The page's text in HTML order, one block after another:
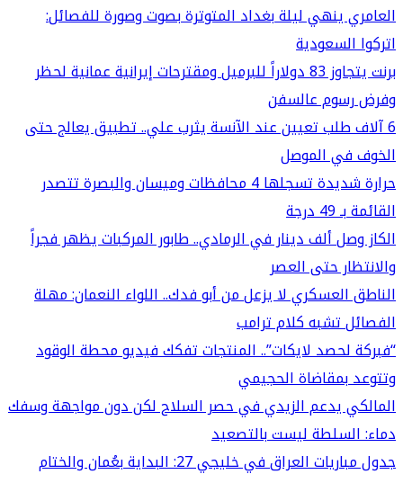
العامري ينهي ليلة بغداد المتوترة بصوت وصورة للفصائل:
اتركوا السعودية
برنت يتجاوز 83 دولاراً للبرميل ومقترحات إيرانية عمانية لحظر
وفرض رسوم عالسفن
6 آلاف طلب تعيين عند الآنسة يثرب علي.. تطبيق يعالج حتى
الخوف في الموصل
حرارة شديدة تسجلها 4 محافظات وميسان والبصرة تتصدر
القائمة بـ 49 درجة
الكاز وصل ألف دينار في الرمادي.. طابور المركبات يظهر فجراً
والانتظار حتى العصر
الناطق العسكري لا يزعل من أبو فدك.. اللواء النعمان: مهلة
الفصائل تشبه كلام ترامب
“فبركة لحصد لايكات”.. المنتجات تفكك فيديو محطة الوقود
وتتوعد بمقاضاة الحجيمي
المالكي يدعم الزيدي في حصر السلاح لكن دون مواجهة وسفك
دماء: السلطة ليست بالتصعيد
جدول مباريات العراق في خليجي 27: البداية بعُمان والختام